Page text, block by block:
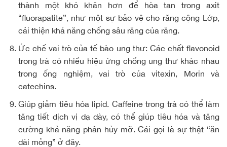
thành một khó khăn hơn để hòa tan trong axit
“fluorapatite”, như một sự bảo vệ cho răng cộng Lớp,
cải thiện khả năng chống sâu răng của răng.
Ức chế vai trò của tế bào ung thư: Các chất flavonoid
trong trà có nhiều hiệu ứng chống ung thư khác nhau
trong ống nghiệm, vai trò của vitexin, Morin và
catechins.
Giúp giảm tiêu hóa lipid. Caffeine trong trà có thể làm
tăng tiết dịch vị dạ dày, có thể giúp tiêu hóa và tăng
cường khả năng phân hủy mỡ. Cái gọi là sự thật “ăn
dài mỏng” ở đây.